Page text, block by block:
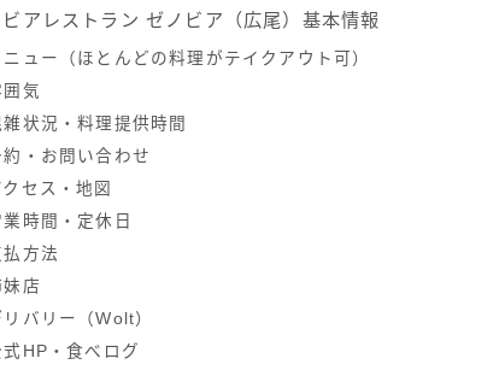
アレストラン ゼノビア（広尾）基本情報
ニュー（ほとんどの料理がテイクアウト可）
囲気
雑状況・料理提供時間
約・お問い合わせ
クセス・地図
業時間・定休日
払方法
妹店
リバリー（Wolt）
式HP・食べログ